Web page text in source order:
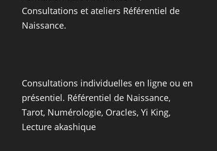
Consultations et ateliers Référentiel de
Naissance.
Consultations individuelles en ligne ou en
présentiel. Référentiel de Naissance,
Tarot, Numérologie, Oracles, Yi King,
Lecture akashique